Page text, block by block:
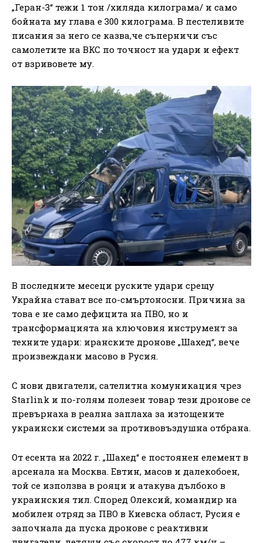
„Геран-3“ тежи 1 тон /хиляда килограма/ и само
бойната му глава е 300 килограма. В пестеливите
писания за него се казва,че съперничи със
самолетите на ВКС по точност на удари и ефект
от взривовете му.
В последните месеци руските удари срещу
Украйна стават все по-смъртоносни. Причина за
това е не само дефицита на ПВО, но и
трансформацията на ключовия инструмент за
техните удари: иранските дронове „Шахед“, вече
произвеждани масово в Русия.
С нови двигатели, сателитна комуникация чрез
Starlink и по-голям полезен товар тези дронове се
превърнаха в реална заплаха за изтощените
украински системи за противовъздушна отбрана.
От есента на 2022 г. „Шахед“ е постоянен елемент в
арсенала на Москва. Евтин, масов и далекобоен,
той се използва в рояци и атакува дълбоко в
украинския тил. Според Олексий, командир на
мобилен отряд за ПВО в Киевска област, Русия е
започнала да пуска дронове с реактивни